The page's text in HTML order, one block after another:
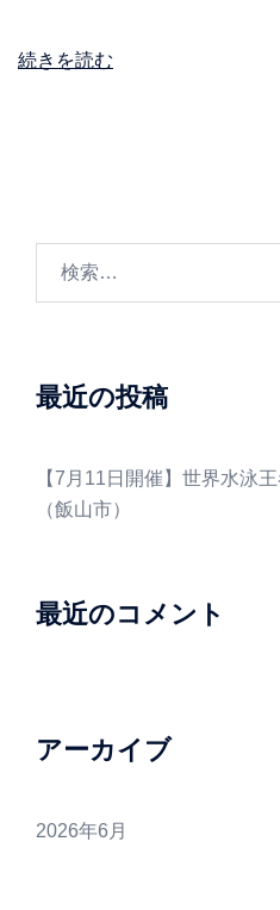
続きを読む
最近の投稿
【7月11日開催】世界水泳
（飯山市）
最近のコメント
アーカイブ
2026年6月